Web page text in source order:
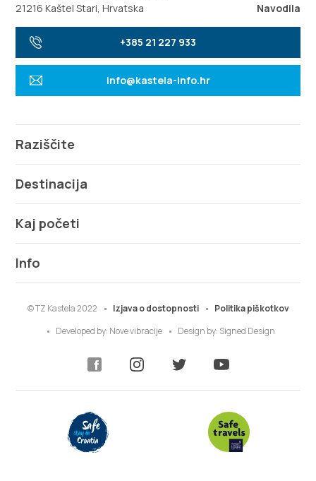
21216 Kaštel Stari, Hrvatska
Navodila
+385 21 227 933
info@kastela-info.hr
Raziščite
Destinacija
Kaj početi
Info
© TZ Kastela 2022 Izjava o dostopnosti
Politika piškotkov
Developed by: Nove vibracije Design by: Signed Design